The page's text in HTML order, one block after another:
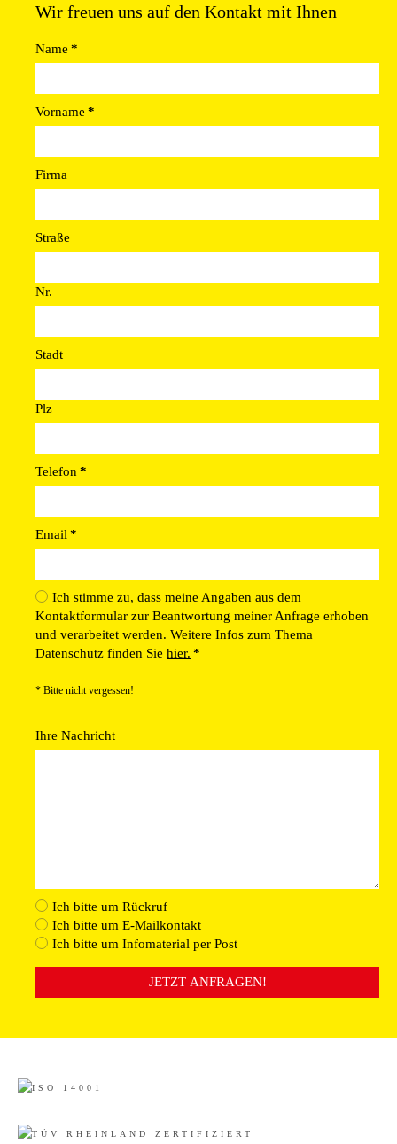
Wir freuen uns auf den Kontakt mit Ihnen
Name *
Vorname *
Firma
Straße
Nr.
Stadt
Plz
Telefon *
Email *
Ich stimme zu, dass meine Angaben aus dem
Kontaktformular zur Beantwortung meiner Anfrage erhoben
und verarbeitet werden. Weitere Infos zum Thema
Datenschutz finden Sie hier. *
* Bitte nicht vergessen!
Ihre Nachricht
Ich bitte um Rückruf
Ich bitte um E-Mailkontakt
Ich bitte um Infomaterial per Post
JETZT ANFRAGEN!